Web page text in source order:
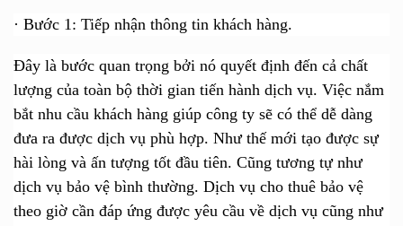
· Bước 1: Tiếp nhận thông tin khách hàng.
Đây là bước quan trọng bởi nó quyết định đến cả chất
lượng của toàn bộ thời gian tiến hành dịch vụ. Việc nắm
bắt nhu cầu khách hàng giúp công ty sẽ có thể dễ dàng
đưa ra được dịch vụ phù hợp. Như thế mới tạo được sự
hài lòng và ấn tượng tốt đầu tiên. Cũng tương tự như
dịch vụ bảo vệ bình thường. Dịch vụ cho thuê bảo vệ
theo giờ cần đáp ứng được yêu cầu về dịch vụ cũng như